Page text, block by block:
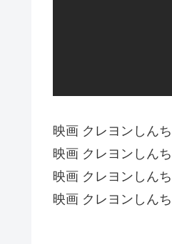
映画 クレヨンしん
映画 クレヨンしん
映画 クレヨンしん
映画 クレヨンしん